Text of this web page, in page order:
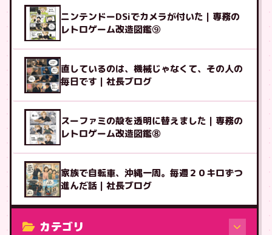
ニンテンドーDSiでカメラが付いた｜専務の
レトロゲーム改造図鑑⑨
直しているのは、機械じゃなくて、その人の
毎日です｜社長ブログ
スーファミの殻を透明に替えました｜専務の
レトロゲーム改造図鑑⑧
家族で自転車、沖縄一周。毎週２０キロずつ
進んだ話｜社長ブログ
カテゴリ